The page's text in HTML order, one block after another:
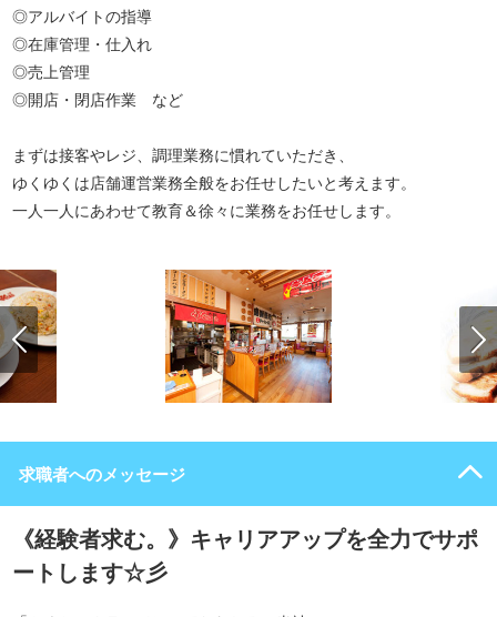
◎アルバイトの指導
◎在庫管理・仕入れ
◎売上管理
◎開店・閉店作業 など
まずは接客やレジ、調理業務に慣れていただき、
ゆくゆくは店舗運営業務全般をお任せしたいと考えます。
一人一人にあわせて教育＆徐々に業務をお任せします。
求職者へのメッセージ
《経験者求む。》キャリアアップを全力でサポ
ートします☆彡